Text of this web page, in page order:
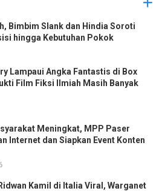
Bimbim Slank dan Hindia Soroti
hingga Kebutuhan Pokok
Lampaui Angka Fantastis di Box
Film Fiksi Ilmiah Masih Banyak
Meningkat, MPP Paser
Internet dan Siapkan Event Konten
Kamil di Italia Viral, Warganet